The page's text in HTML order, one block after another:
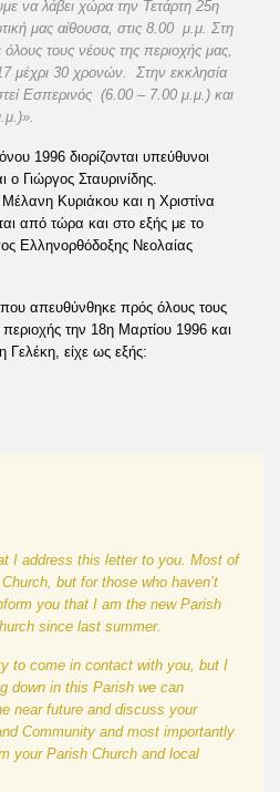
να λάβει χώρα την Τετάρτη 25η
μας αίθουσα, στις 8.00 μ.μ. Στη
τους νέους της περιοχής μας,
17 μέχρι 30 χρονών. Στην εκκλησία
Εσπερινός (6.00 – 7.00 μ.μ.) και
1996 διορίζονται υπεύθυνοι
Γιώργος Σταυρινίδης.
Κυριάκου και η Χριστίνα
από τώρα και στο εξής με το
Ελληνορθόδοξης Νεολαίας
απευθύνθηκε πρός όλους τους
την 18η Μαρτίου 1996 και
είχε ως εξής:
I address this letter to you. Most of
but for those who haven’t
you that I am the new Parish
since last summer.
to come in contact with you, but I
down in this Parish we can
near future and discuss your
Community and most importantly
your Parish Church and local